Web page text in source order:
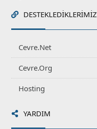
DESTEKLEDIKLERIMIZ
Cevre.Net
Cevre.Org
Hosting
YARDIM